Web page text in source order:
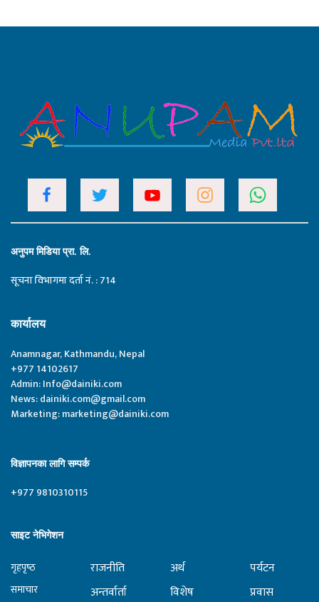
अनुपम मिडिया प्रा. लि.
सूचना विभागमा दर्ता नं. : 714
कार्यालय
Anamnagar, Kathmandu, Nepal
+977 14102617
Admin:Info@dainiki.com
News:dainiki.com@gmail.com
Marketing:marketing@dainiki.com
विज्ञापनका लागि सम्पर्क
+977 9810310115
साइट नेभिगेशन
गृहपृष्‍ठ
समाचार
राजनीति
अन्तर्वार्ता
अर्थ
विशेष
पर्यटन
प्रवास